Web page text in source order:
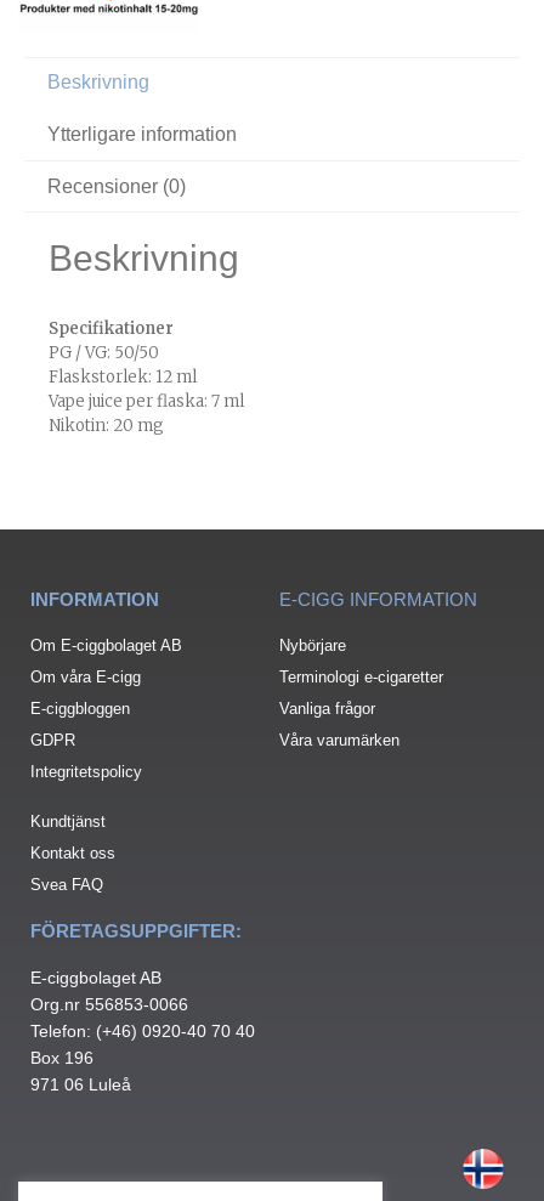
Beskrivning
Ytterligare information
Recensioner (0)
Beskrivning
Specifikationer
PG / VG: 50/50
Flaskstorlek: 12 ml
Vape juice per flaska: 7 ml
Nikotin: 20 mg
INFORMATION
Om E-ciggbolaget AB
Om våra E-cigg
E-ciggbloggen
GDPR
Integritetspolicy
Kundtjänst
Kontakt oss
Svea FAQ
E-CIGG INFORMATION
Nybörjare
Terminologi e-cigaretter
Vanliga frågor
Våra varumärken
FÖRETAGSUPPGIFTER:
E-ciggbolaget AB
Org.nr 556853-0066
Telefon: (+46) 0920-40 70 40
Box 196
971 06 Luleå